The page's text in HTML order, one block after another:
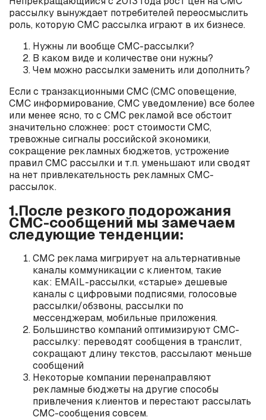
рассылку вынуждает потребителей переосмыслить
роль, которую СМС рассылка играют в их бизнесе.
Нужны ли вообще СМС-рассылки?
В каком виде и количестве они нужны?
Чем можно рассылки заменить или дополнить?
Если с транзакционными СМС (СМС оповещение,
СМС информирование, СМС уведомление) все более
или менее ясно, то с СМС рекламой все обстоит
значительно сложнее: рост стоимости СМС,
тревожные сигналы российской экономики,
сокращение рекламных бюджетов, устрожение
правил СМС рассылки и т.п. уменьшают или сводят
на нет привлекательность рекламных СМС-
рассылок.
1.После резкого подорожания
СМС-сообщений мы замечаем
следующие тенденции:
СМС реклама мигрирует на альтернативные
каналы коммуникации с клиентом, такие
как: EMAIL-рассылки, «старые» дешевые
каналы с цифровыми подписями, голосовые
рассылки/обзвоны, рассылки по
мессенджерам, мобильные приложения.
Большинство компаний оптимизируют СМС-
рассылку: переводят сообщения в транслит,
сокращают длину текстов, рассылают меньше
сообщений
Некоторые компании перенаправляют
рекламные бюджеты на другие способы
привлечения клиентов и перестают рассылать
СМС-сообщения совсем.